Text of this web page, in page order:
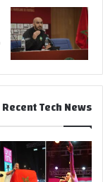
Recent Tech News